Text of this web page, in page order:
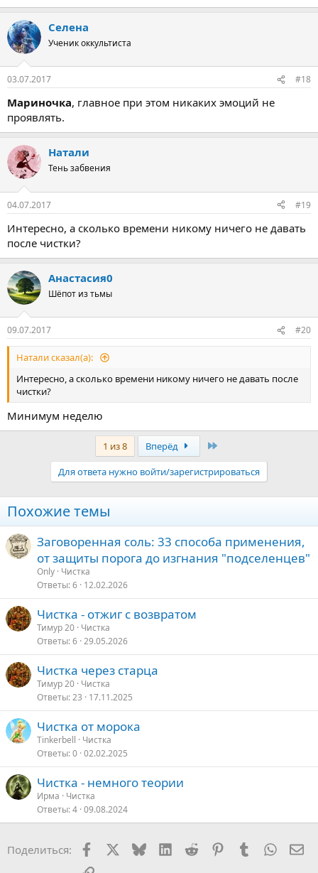
Селена
Ученик оккультиста
03.07.2017 #18
Мариночка, главное при этом никаких эмоций не
проявлять.
Натали
Тень забвения
04.07.2017 #19
Интересно, а сколько времени никому ничего не давать
после чистки?
Анастасия0
Шёпот из тьмы
09.07.2017 #20
Натали сказал(а):
Интересно, а сколько времени никому ничего не давать после
чистки?
Минимум неделю
1 из 8 Вперёд
Для ответа нужно войти/зарегистрироваться
Похожие темы
Заговоренная соль: 33 способа применения,
от защиты порога до изгнания "подселенцев"
Only Чистка
Ответы 6 12.02.2026
Чистка - отжиг с возвратом
Тимур 20 Чистка
Ответы 6 29.05.2026
Чистка через старца
Тимур 20 Чистка
Ответы 23 17.11.2025
Чистка от морока
Tinkerbell
Чистка
Ответы 0 02.02.2025
Чистка - немного теории
Ирма
Чистка
Ответы 4 09.08.2024
Поделиться: Facebook BlueskyLinkedIn
Reddit PinterestTumblr